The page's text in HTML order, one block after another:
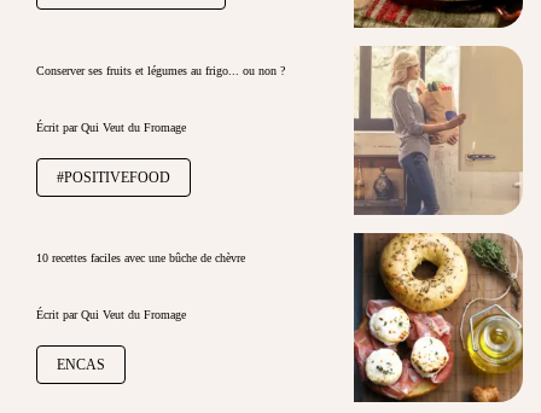
Conserver ses fruits et légumes au frigo... ou non ?
Écrit par Qui Veut du Fromage
#POSITIVEFOOD
10 recettes faciles avec une bûche de chèvre
Écrit par Qui Veut du Fromage
ENCAS